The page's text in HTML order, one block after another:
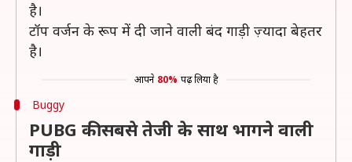
है।
टॉप वर्जन के रूप में दी जाने वाली बंद गाड़ी ज़्यादा बेहतर
है।
आपने 80% पढ़ लिया है
Buggy
PUBG की सबसे तेजी के साथ भागने वाली
गाड़ी